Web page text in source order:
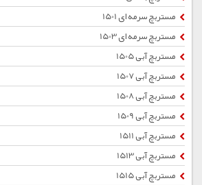
مستربچ سرمه ای 1501
مستربچ سرمه ای 1503
مستربچ آبی 1505
مستربچ آبی 1507
مستربچ آبی 1508
مستربچ آبی 1509
مستربچ آبی 1511
مستربچ آبی 1513
مستربچ آبی 1515